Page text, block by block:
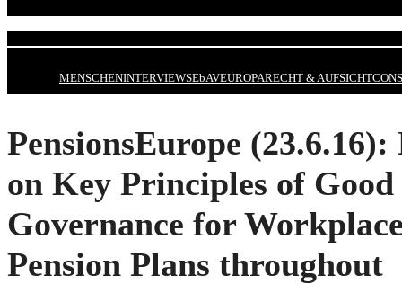
MENSCHENINTERVIEWSEbAVEUROPARECHT & AUFSICHT
PensionsEurope (23.6.16):
on Key Principles of Good
Governance for
Pension Plans throughout